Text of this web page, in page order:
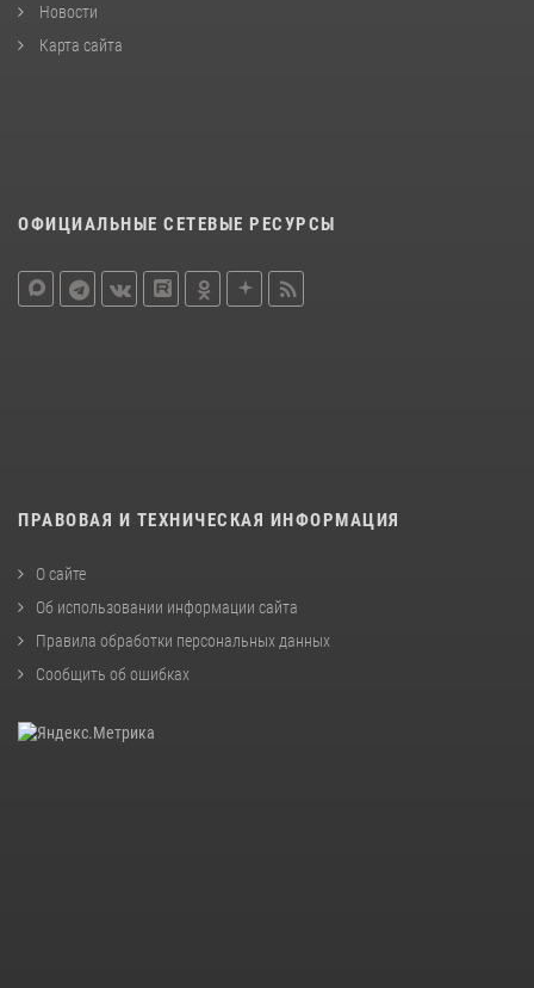
Новости
Карта сайта
ОФИЦИАЛЬНЫЕ СЕТЕВЫЕ РЕСУРСЫ
ПРАВОВАЯ И ТЕХНИЧЕСКАЯ ИНФОРМАЦИЯ
О сайте
Об использовании информации сайта
Правила обработки персональных данных
Сообщить об ошибках